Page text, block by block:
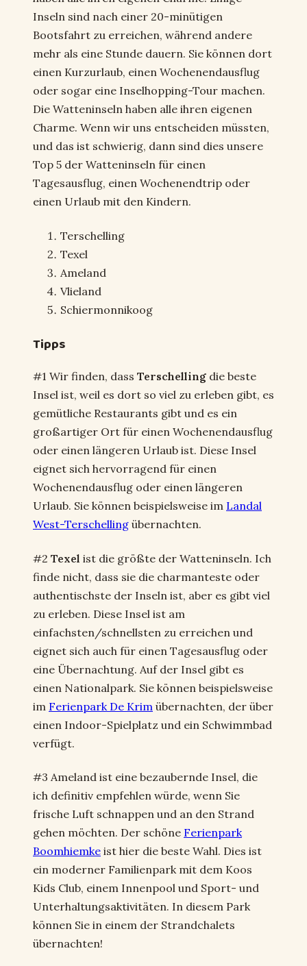
Inseln sind nach einer 20-minütigen
Bootsfahrt zu erreichen, während andere
mehr als eine Stunde dauern. Sie können dort
einen Kurzurlaub, einen Wochenendausflug
oder sogar eine Inselhopping-Tour machen.
Die Watteninseln haben alle ihren eigenen
Charme. Wenn wir uns entscheiden müssten,
und das ist schwierig, dann sind dies unsere
Top 5 der Watteninseln für einen
Tagesausflug, einen Wochenendtrip oder
einen Urlaub mit den Kindern.
Terschelling
Texel
Ameland
Vlieland
Schiermonnikoog
Tipps
#1 Wir finden, dass Terschelling die beste
Insel ist, weil es dort so viel zu erleben gibt, es
gemütliche Restaurants gibt und es ein
großartiger Ort für einen Wochenendausflug
oder einen längeren Urlaub ist. Diese Insel
eignet sich hervorragend für einen
Wochenendausflug oder einen längeren
Urlaub. Sie können beispielsweise im Landal
West-Terschelling übernachten.
#2 Texel ist die größte der Watteninseln. Ich
finde nicht, dass sie die charmanteste oder
authentischste der Inseln ist, aber es gibt viel
zu erleben. Diese Insel ist am
einfachsten/schnellsten zu erreichen und
eignet sich auch für einen Tagesausflug oder
eine Übernachtung. Auf der Insel gibt es
einen Nationalpark. Sie können beispielsweise
im Ferienpark De Krim übernachten, der über
einen Indoor-Spielplatz und ein Schwimmbad
verfügt.
#3 Ameland ist eine bezaubernde Insel, die
ich definitiv empfehlen würde, wenn Sie
frische Luft schnappen und an den Strand
gehen möchten. Der schöne Ferienpark
Boomhiemke ist hier die beste Wahl. Dies ist
ein moderner Familienpark mit dem Koos
Kids Club, einem Innenpool und Sport- und
Unterhaltungsaktivitäten. In diesem Park
können Sie in einem der Strandchalets
übernachten!